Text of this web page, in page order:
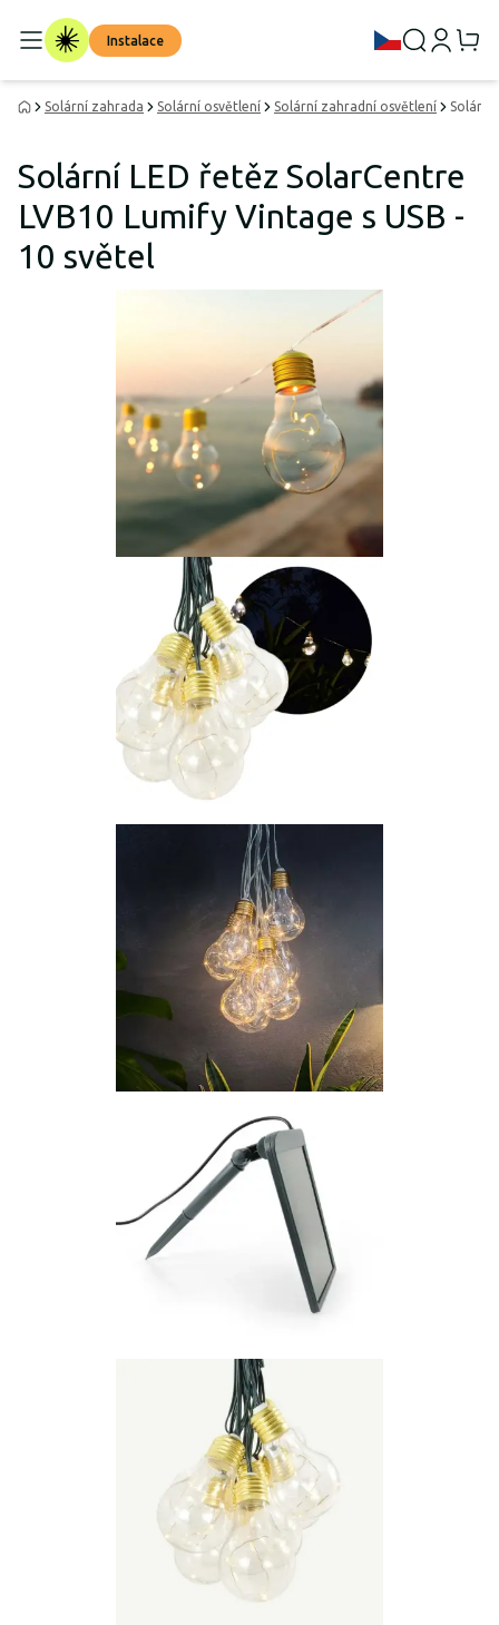
Instalace
Solární zahrada Solární osvětlení Solární zahradní osvětlení Solární
Solární LED řetěz SolarCentre
LVB10 Lumify Vintage s USB -
10 světel